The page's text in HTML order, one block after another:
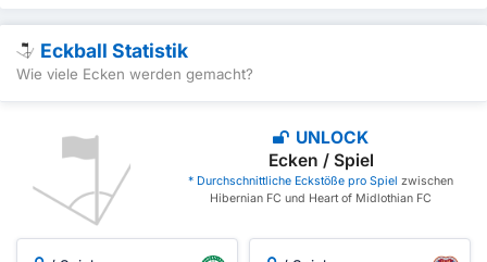
Eckball Statistik
Wie viele Ecken werden gemacht?
UNLOCK
Ecken / Spiel
* Durchschnittliche Eckstöße pro Spiel zwischen
Hibernian FC und Heart of Midlothian FC